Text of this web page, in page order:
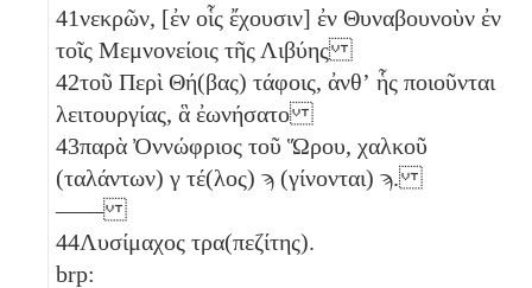
41νεκρῶν, [ἐν οἷς ἔχουσιν] ἐν Θυναβουνοὺν ἐν
τοῖς Μεμνονείοις τῆς Λιβύης
42τοῦ Περὶ Θή(βας) τάφοις, ἀνθʼ ἧς ποιοῦνται
λειτουργίας, ἃ ἐωνήσατο
43παρὰ Ὀννώφριος τοῦ Ὥρου, χαλκοῦ
(ταλάντων) γ τέ(λος) ϡ (γίνονται) ϡ.
——
44Λυσίμαχος τρα(πεζίτης).
brp: